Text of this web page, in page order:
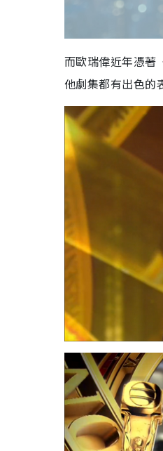
而歐瑞偉近年憑著
他劇集都有出色的